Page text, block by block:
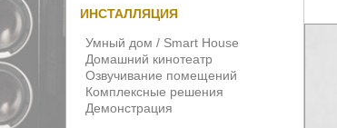
ИНСТАЛЛЯЦИЯ
Умный дом / Smart House
Домашний кинотеатр
Озвучивание помещений
Комплексные решения
Демонстрация